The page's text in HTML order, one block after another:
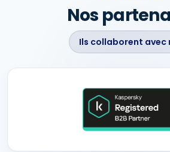
Nos
Ils collaborent avec